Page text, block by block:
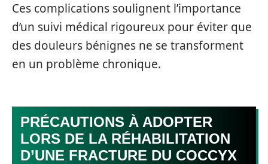
Ces complications soulignent l’importance
d’un suivi médical rigoureux pour éviter que
des douleurs bénignes ne se transforment
en un problème chronique.
PRÉCAUTIONS À ADOPTER
LORS DE LA RÉHABILITATION
D’UNE FRACTURE DU COCCYX